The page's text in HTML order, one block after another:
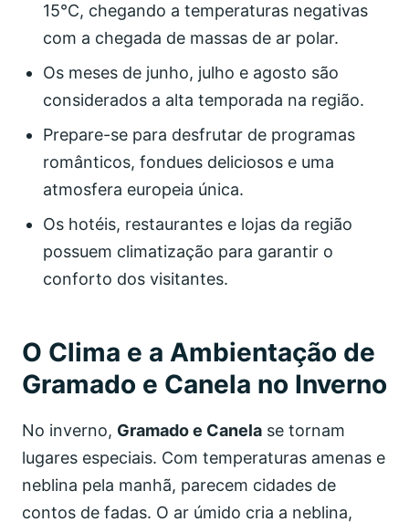
15°C, chegando a temperaturas negativas
com a chegada de massas de ar polar.
Os meses de junho, julho e agosto são
considerados a alta temporada na região.
Prepare-se para desfrutar de programas
românticos, fondues deliciosos e uma
atmosfera europeia única.
Os hotéis, restaurantes e lojas da região
possuem climatização para garantir o
conforto dos visitantes.
O Clima e a Ambientação de
Gramado e Canela no Inverno
No inverno, Gramado e Canela se tornam
lugares especiais. Com temperaturas amenas e
neblina pela manhã, parecem cidades de
contos de fadas. O ar úmido cria a neblina,